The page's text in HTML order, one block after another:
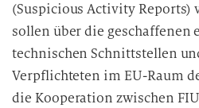
(Suspicious Activity Reports)
sollen über die geschaffenen
technischen Schnittstellen
Verpflichteten im EU-Raum
die Kooperation zwischen